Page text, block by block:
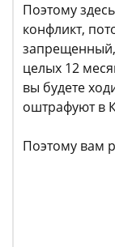
Поэтому
конфликт,
запрещенный,
целых 12
вы будете
оштрафуют в
Поэтому вам